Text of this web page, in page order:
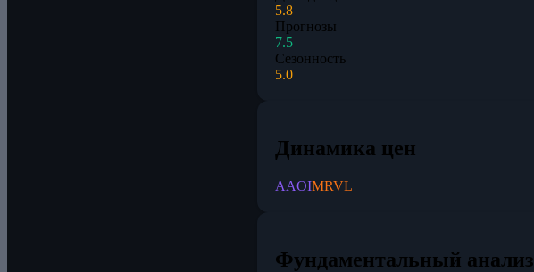
5.8
Прогнозы
7.5
Сезонность
5.0
Динамика цен
AAOIMRVL
Фундаментальный анализ